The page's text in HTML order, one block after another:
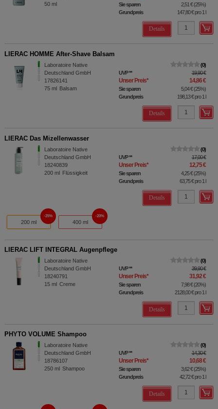
50 ml Sie sparen 2,51 €(25%)
Grundpreis
147,80 €pro 1 l
Details
LIERAC HOMME After-Shave Balsam
Laboratoire Native
Deutschland GmbH
17826141
75 ml Balsam
0
UVP** 19,90 €
Unser Preis* 14,86 €
Sie sparen 5,04 €(25%)
Grundpreis
198,13 €pro 1 l
Details
LIERAC Das Mizellenwasser
Laboratoire Native
Deutschland GmbH
18240839
200 ml Flüssigkeit
0
UVP** 17,00 €
Unser Preis* 12,75 €
Sie sparen 4,25 €(25%)
Grundpreis
63,75 €pro 1 l
Details
200 ml
25%
400 ml
20%
LIERAC LIFT INTEGRAL Augenpflege
Laboratoire Native
Deutschland GmbH
18240791
15 ml Creme
0
UVP** 39,90 €
Unser Preis* 31,92 €
Sie sparen 7,98 €(20%)
Grundpreis
2128,00 €pro 1 l
Details
PHYTO VOLUME Shampoo
Laboratoire Native
Deutschland GmbH
18786107
250 ml Shampoo
0
UVP** 14,30 €
Unser Preis* 10,68 €
Sie sparen 3,62 €(25%)
Grundpreis
42,72 €pro 1 l
Details